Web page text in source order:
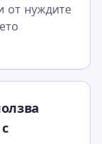
от нуждите